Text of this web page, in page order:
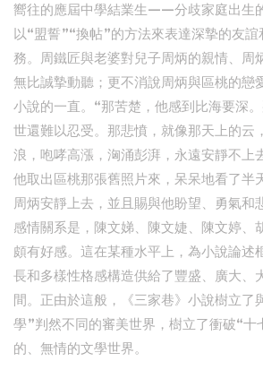
嚮往的應屆中學結業生——分歧家庭出生
以“盟誓”“換帖”的方法來表達深摯的友
務。周鐵匠與老婆對兒子周炳的親情、周
無比誠摯動聽；更不消說周炳與區桃的戀
小說的一直。“那苦楚，他感到比海要深
世還難以忍受。那悲憤，就像那天上的云
浪，咆哮高漲，洶涌彭湃，永遠安靜不上
他取出區桃那張舊照片來，呆呆地看了
周炳安靜上去，並且賜與他盼望、勇氣和
感情關系是，陳文娣、陳文婕、陳文婷、
頗有好感。這在某種水平上，為小說論述
長和多樣性格感構造供給了豐盛、廣大、
間。正由於這般，《三家巷》小說樹立了
學”判然不同的審美世界，樹立了衝破“十
的、無情的文學世界。